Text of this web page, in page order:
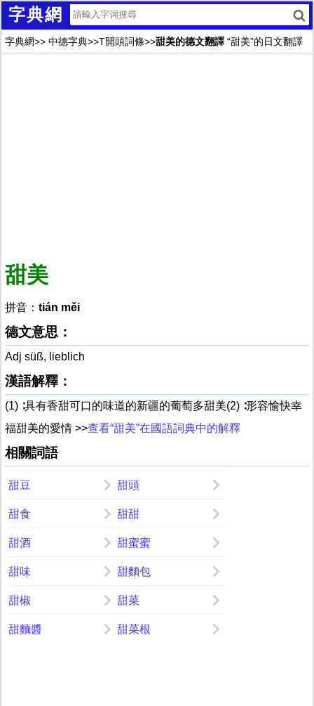
字典網
字典網>> 中德字典>>T開頭詞條>>甜美的德文翻譯 “甜美”的日文翻譯
甜美
拼音： tián měi
德文意思：
Adj süß, lieblich
漢語解釋：
(1) ∶具有香甜可口的味道的新疆的葡萄多甜美(2) ∶形容愉快幸
福甜美的愛情 >>查看“甜美”在國語詞典中的解釋
相關詞語
甜豆 甜頭
甜食 甜甜
甜酒 甜蜜蜜
甜味 甜麵包
甜椒 甜菜
甜麵醬 甜菜根